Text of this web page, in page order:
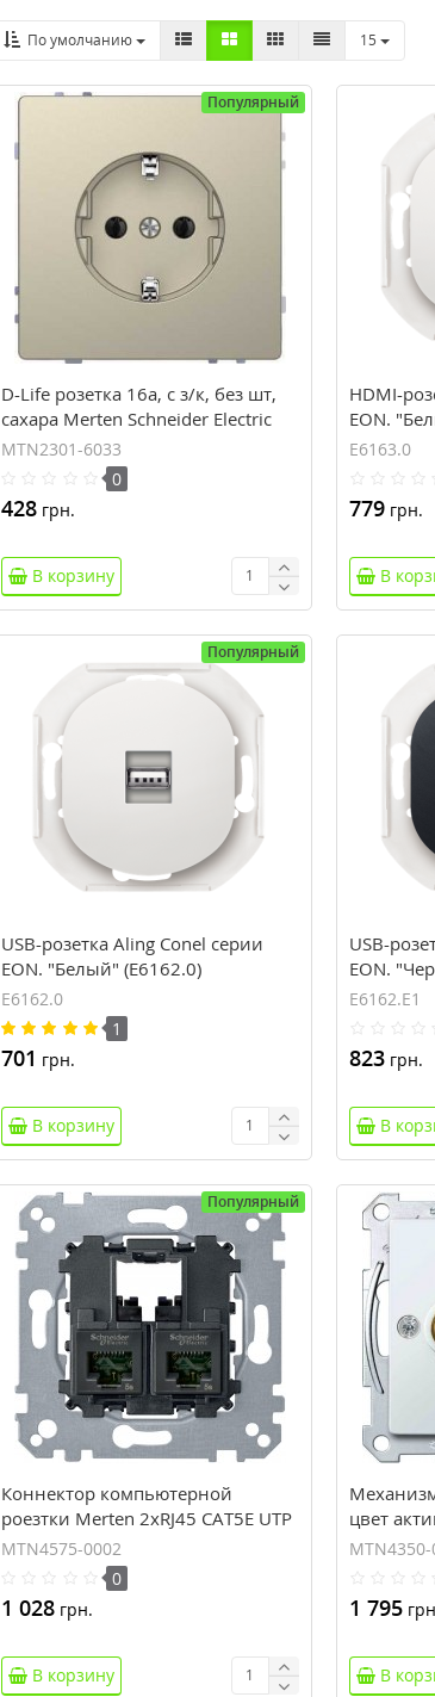
По умолчанию 15
Популярный
D-Life розетка 16а, с з/к, без шт,
сахара Merten Schneider Electric
(MTN2301-6033)
MTN2301-6033
0
428грн.
В корзину
HDMI-
EON.
E6163.0
779грн.
В
Популярный
USB-розетка Aling Conel серии
EON. "Белый" (E6162.0)
E6162.0
1
701 грн.
В корзину
USB-
EON.
E6162.E1
823грн.
В
Популярный
Коннектор компьютерной
роезтки Merten 2xRJ45 CAT5E UTP
(MTN4575-0002)
MTN4575-0002
0
1 028грн.
В корзину
цвет
0325)
MTN4350-
1 795
В